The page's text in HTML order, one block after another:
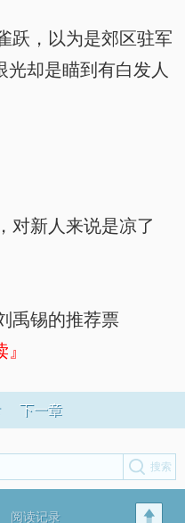
，以为是郊区驻军
光却是瞄到有白发人
新人来说是凉了
禹锡的推荐票
下一章
阅读记录